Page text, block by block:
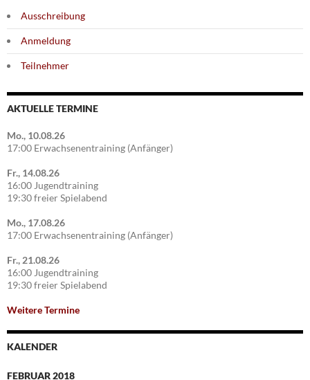
Ausschreibung
Anmeldung
Teilnehmer
AKTUELLE TERMINE
Mo., 10.08.26
17:00 Erwachsenentraining (Anfänger)
Fr., 14.08.26
16:00 Jugendtraining
19:30 freier Spielabend
Mo., 17.08.26
17:00 Erwachsenentraining (Anfänger)
Fr., 21.08.26
16:00 Jugendtraining
19:30 freier Spielabend
Weitere Termine
KALENDER
FEBRUAR 2018